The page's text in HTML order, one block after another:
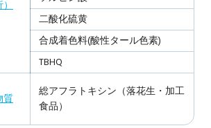
）
二酸化硫黄
合成着色料(酸性タール色素)
TBHQ
質
総アフラトキシン（落花生・加工
食品）